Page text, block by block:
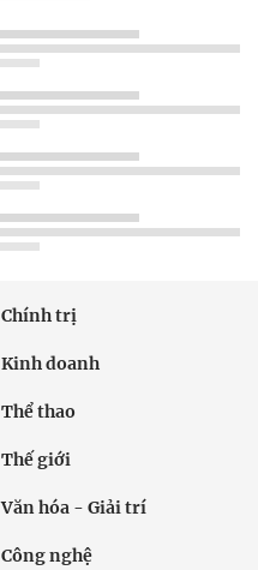
Chính trị
Kinh doanh
Thể thao
Thế giới
Văn hóa - Giải trí
Công nghệ